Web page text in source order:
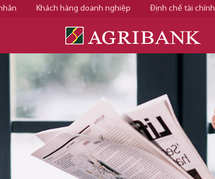
Khách hàng doanh nghiệp Định chế tài chính